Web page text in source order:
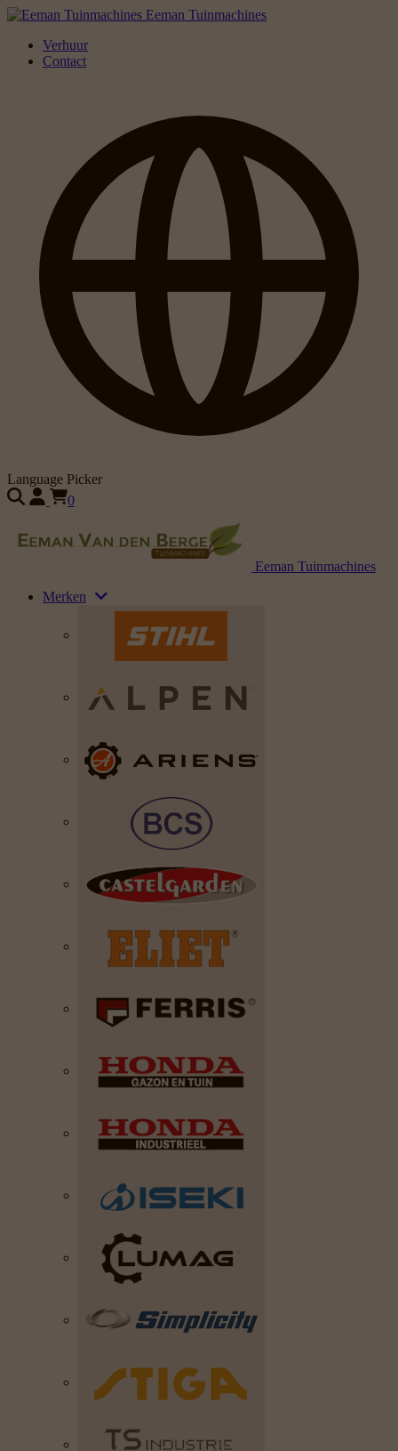
Eeman Tuinmachines
Verhuur
Contact
Language Picker
0
Eeman Tuinmachines
Merken